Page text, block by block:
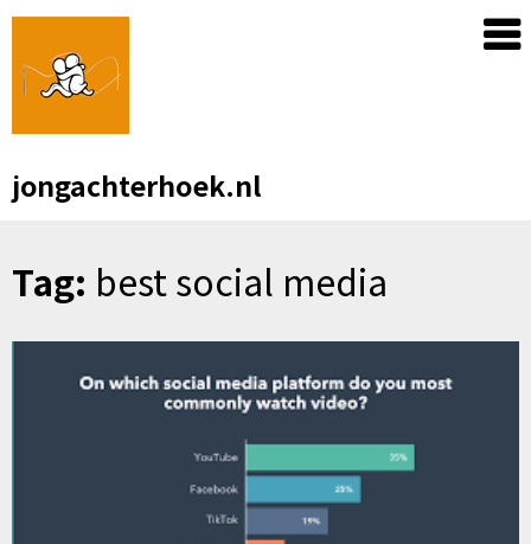
Skip
content
jongachterhoek.nl
Tag: best social media